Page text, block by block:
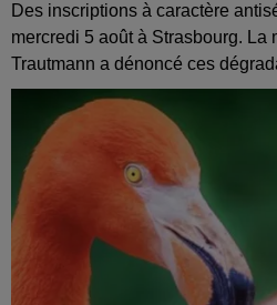
Des inscriptions à caractère
mercredi 5 août à Strasbourg. La
Trautmann a dénoncé ces